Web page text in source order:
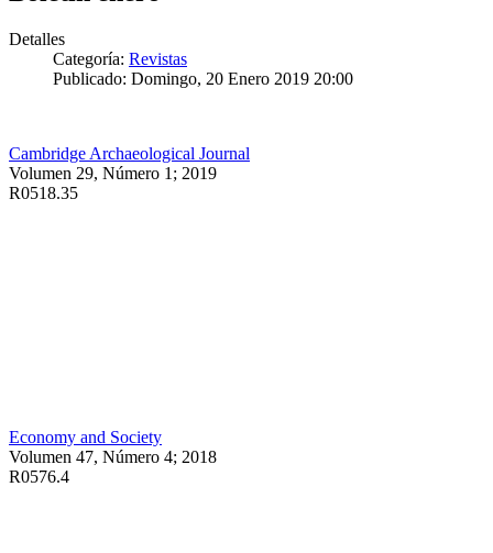
Detalles
Categoría: Revistas
Publicado: Domingo, 20 Enero 2019 20:00
Cambridge Archaeological Journal
Volumen 29, Número 1; 2019
R0518.35
Economy and Society
Volumen 47, Número 4; 2018
R0576.4